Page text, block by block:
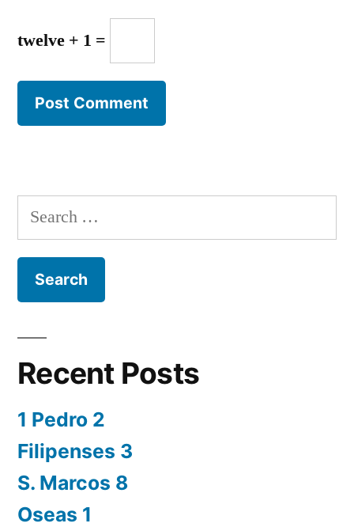
twelve + 1 =
Search
for:
Recent Posts
1 Pedro 2
Filipenses 3
S. Marcos 8
Oseas 1